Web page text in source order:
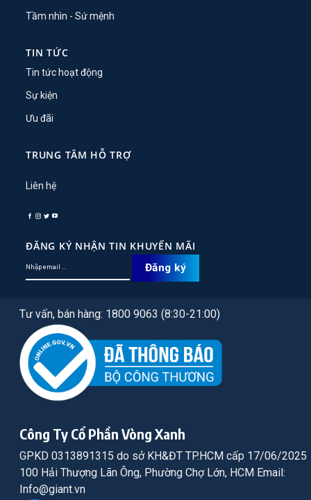
Tầm nhìn - Sứ mệnh
TIN TỨC
Tin tức hoạt động
Sự kiện
Ưu đãi
TRUNG TÂM HỖ TRỢ
Liên hệ
ĐĂNG KÝ NHẬN TIN KHUYẾN MÃI
Tư vấn, bán hàng: 1800 9063 (8:30-21:00)
Công Ty Cổ Phần Vòng Xanh
GPKD 0313891315 do sở KH&ĐT TP.HCM cấp 17/06/2025
100 Hải Thượng Lãn Ông, Phường Chợ Lớn, HCM Email:
Info@giant.vn